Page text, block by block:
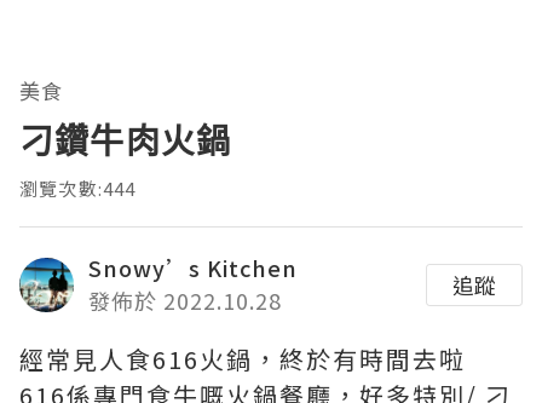
美食
刁鑽牛肉火鍋
瀏覽次數:444
Snowy’s Kitchen
發佈於 2022.10.28
追蹤
經常見人食616火鍋，終於有時間去啦
616係專門食牛嘅火鍋餐廳，好多特別/ 刁